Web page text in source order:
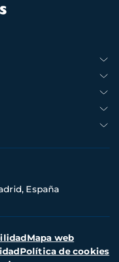
España
Mapa web
Política de cookies